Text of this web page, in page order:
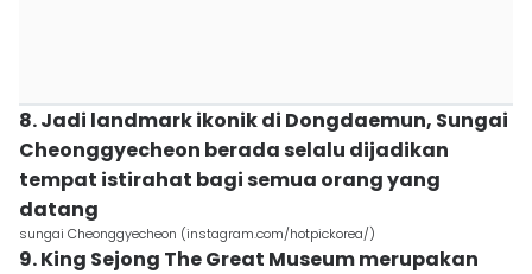
8. Jadi landmark ikonik di Dongdaemun, Sungai
Cheonggyecheon berada selalu dijadikan
tempat istirahat bagi semua orang yang
datang
sungai Cheonggyecheon (instagram.com/hotpickorea/)
9. King Sejong The Great Museum merupakan